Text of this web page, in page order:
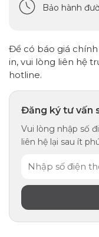
Bảo hành
Để có báo giá chính
in, vui lòng liên hệ
hotline.
Đăng ký tư vấn
Vui lòng nhập số
liên hệ lại sau ít